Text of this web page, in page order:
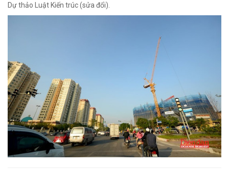
Dự thảo Luật Kiến trúc (sửa đổi).